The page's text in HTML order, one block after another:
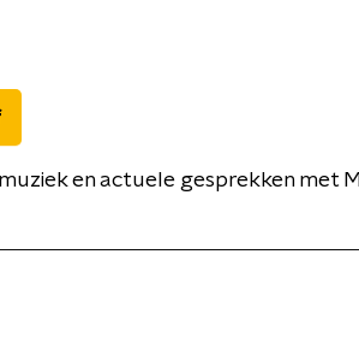
en actuele gesprekken met